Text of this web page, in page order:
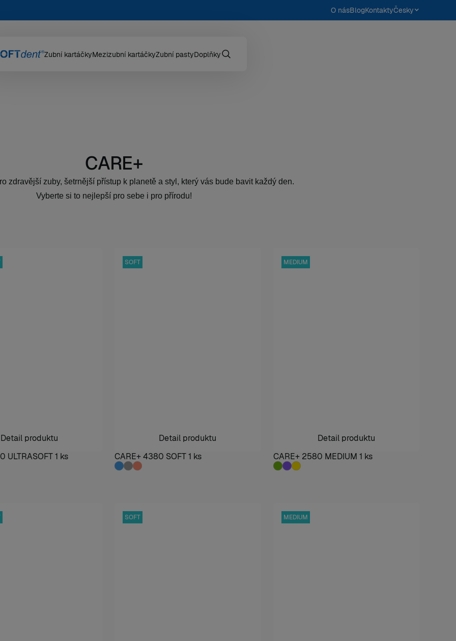
O násBlogKontaktyČesky
Zubní kartáčkyMezizubní kartáčkyZubní pastyDoplňky
CARE+
zdravější zuby, šetrnější přístup k planetě a styl, který vás bude bavit každý den.
Vyberte si to nejlepší pro sebe i pro přírodu!
Detail produktu
ULTRASOFT 1 ks
SOFT
Detail produktu
CARE+ 4380 SOFT 1 ks
MEDIUM
Detail produktu
CARE+ 2580 MEDIUM 1 ks
SOFT MEDIUM